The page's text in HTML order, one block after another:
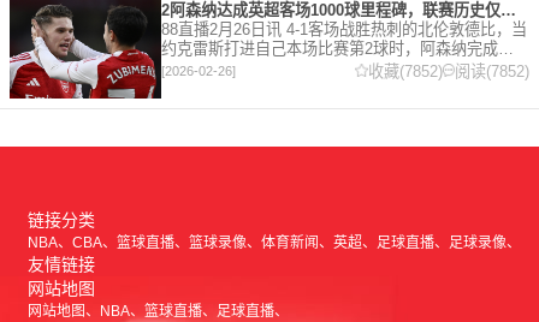
2阿森纳达成英超客场1000球里程碑，联赛历史仅次于曼联的1063球
88直播2月26日讯 4-1客场战胜热刺的北伦敦德比，当
约克雷斯打进自己本场比赛第2球时，阿森纳完成了
一项了不起的成就，枪手成为英超历史第2支在客场
[2026-02-26] 收藏(7852) 阅读(7852)
链接分类
NBA CBA 篮球直播 篮球录像 体育新闻 英超 足球直播 足球录像
友情链接
网站地图
网站地图 NBA 篮球直播 足球直播